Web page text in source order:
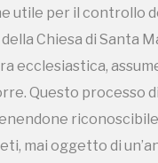
utile per il controllo
Chiesa di Santa
Questo
mai oggetto di
riconoscibile, ma
messa in
ne riduce il
strutturale
interni,
questo